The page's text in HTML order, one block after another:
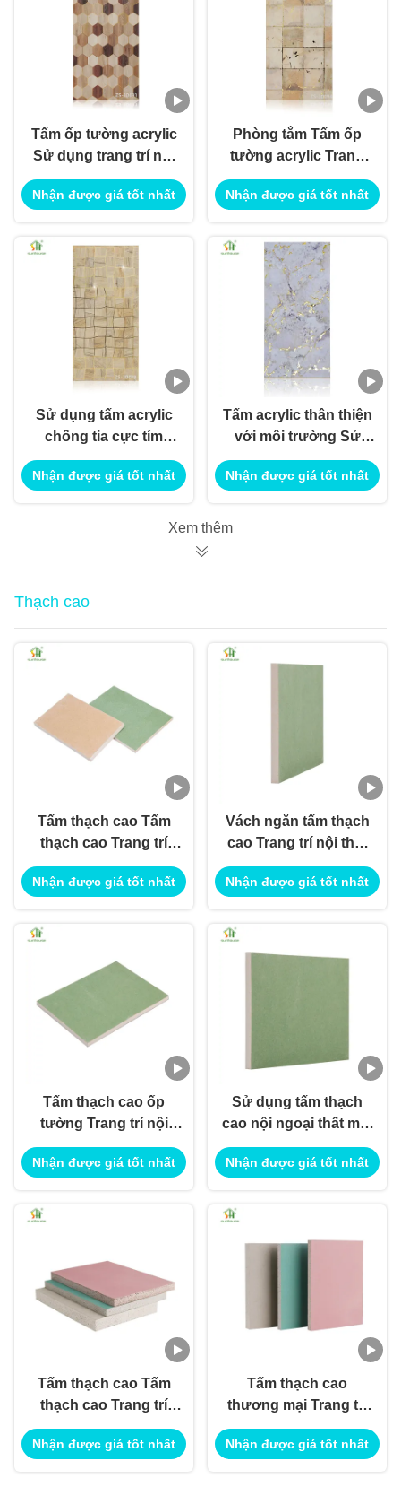
Tấm ốp tường acrylic
Sử dụng trang trí nội
thất ngoại thất để sử
dụng ứng dụng xây
Nhận được giá tốt nhất
Phòng tắm Tấm ốp
tường acrylic Trang
trí nội ngoại thất Sử
dụng cho Ứng dụng
Sử dụng
Nhận được giá tốt nhất
Sử dụng tấm acrylic
chống tia cực tím
Trang trí nội thất
ngoại thất để sử dụng
Nhận được giá tốt nhất
Tấm acrylic thân thiện
với môi trường Sử
dụng trang trí nội thất
ngoại thất để sử dụng
Nhận được giá tốt nhất
Xem thêm
Thạch cao
Tấm thạch cao Tấm
thạch cao Trang trí
nội thất ngoại thất Sử
dụng cho ứng dụng
Nhận được giá tốt nhất
Vách ngăn tấm thạch
cao Trang trí nội thất
ngoại thất Sử dụng
cho ứng dụng xây
Nhận được giá tốt nhất
Tấm thạch cao ốp
tường Trang trí nội
thất ngoại thất Sử
dụng cho ứng dụng
Nhận được giá tốt nhất
Sử dụng tấm thạch
cao nội ngoại thất mật
độ cao để sử dụng
cho ứng dụng xây
Nhận được giá tốt nhất
Tấm thạch cao Tấm
thạch cao Trang trí
nội ngoại thất Sử
dụng cho ứng dụng
Nhận được giá tốt nhất
Tấm thạch cao
thương mại Trang trí
nội thất ngoại thất Sử
dụng cho ứng dụng
Nhận được giá tốt nhất